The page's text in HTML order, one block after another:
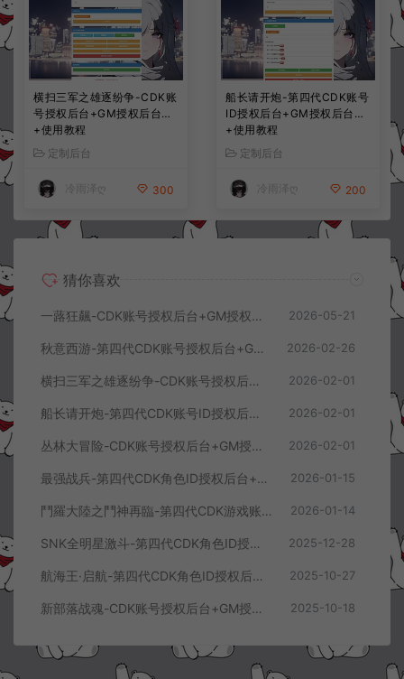
横扫三军之雄逐纷争-CDK账
号授权后台+GM授权后台
+使用教程
定制后台
冷雨泽ღ 300
船长请开炮-第四代CDK账号
ID授权后台+GM授权后台
+使用教程
定制后台
冷雨泽ღ 200
猜你喜欢
一蕗狂飆-CDK账号授权后台+GM授权后台+使用教程 2026-05-21
秋意西游-第四代CDK账号授权后台+GM授权后台+使用教程 2026-02-26
横扫三军之雄逐纷争-CDK账号授权后台+GM授权后台+使用教程 2026-02-01
船长请开炮-第四代CDK账号ID授权后台+GM授权后台+使用教程 2026-02-01
丛林大冒险-CDK账号授权后台+GM授权后台+使用教程 2026-02-01
最强战兵-第四代CDK角色ID授权后台+GM授权后台+使用教程 2026-01-15
鬥羅大陸之鬥神再臨-第四代CDK游戏账号授权后台+GM授权后台+使用教程 2026-01-14
SNK全明星激斗-第四代CDK角色ID授权后台+GM授权后台+使用教程 2025-12-28
航海王·启航-第四代CDK角色ID授权后台+GM授权后台+使用教程 2025-10-27
新部落战魂-CDK账号授权后台+GM授权后台+使用教程 2025-10-18